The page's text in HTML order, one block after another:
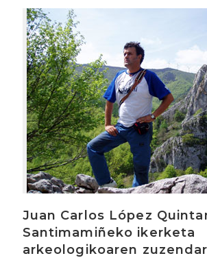
Juan Carlos López
Santimamiñeko ikerketa
arkeologikoaren
Irakurri